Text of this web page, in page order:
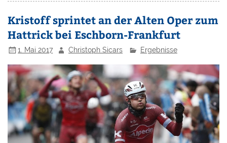
Kristoff sprintet an der Alten Oper zum
Hattrick bei Eschborn-Frankfurt
1. Mai 2017 Christoph Sicars Ergebnisse